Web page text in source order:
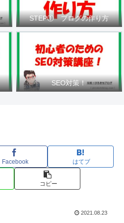
STEP① ブログの作り方
SEO対策！
Facebook はてブ
コピー
2021.08.23